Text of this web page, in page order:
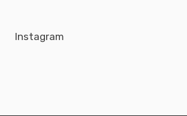
Instagram